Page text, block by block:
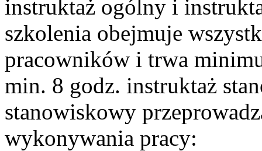
instruktaż ogólny i
szkolenia obejmuje
pracowników i trwa
min. 8 godz. instruktaż
stanowiskowy
wykonywania pracy: